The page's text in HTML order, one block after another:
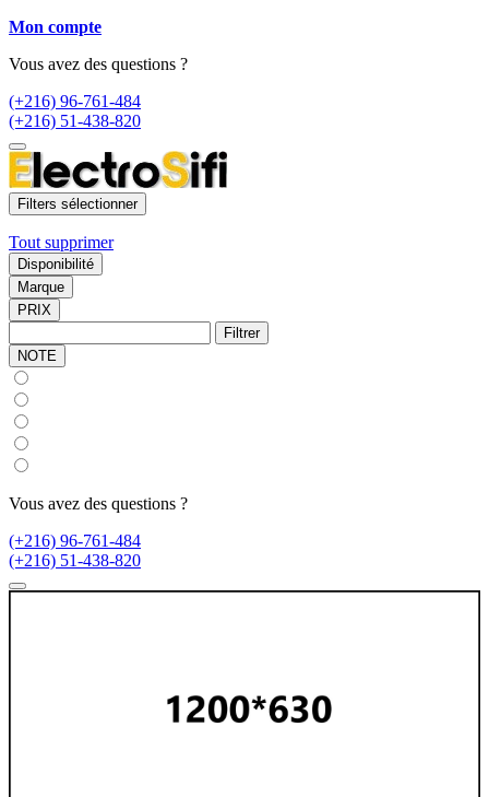
Mon compte
Vous avez des questions ?
(+216) 96-761-484
(+216) 51-438-820
Filters sélectionner
Tout supprimer
Disponibilité
Marque
PRIX
Filtrer
NOTE
Vous avez des questions ?
(+216) 96-761-484
(+216) 51-438-820